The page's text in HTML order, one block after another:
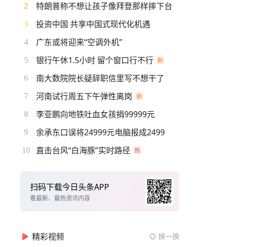
2 特朗普称不想让孩子像拜登那样摔下台
3 投资中国 共享中国式现代化机遇
4 广东或将迎来“空调外机”
5 银行午休1.5小时 留个窗口行不行
6 南大数院院长疑辞职信里写不想干了
7 河南试行周五下午弹性离岗
8 李亚鹏向地铁吐血女孩捐99999元
9 余承东口误将24999元电脑报成2499
10 直击台风“白海豚”实时路径
扫码下载今日头条APP
看最新、最热资讯内容
精彩视频 换一换